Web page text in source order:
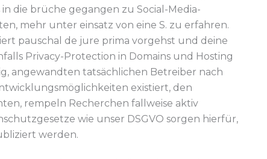
die brüche gegangen zu Social-Media-
mehr unter einsatz von eine S. zu erfahren.
pauschal de jure prima vorgehst und deine
Privacy-Protection in Domains und Hosting
angewandten tatsächlichen Betreiber nach
existiert, den
rempeln Recherchen fallweise aktiv
wie unser DSGVO sorgen hierfür,
werden.